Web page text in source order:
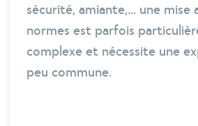
sécurité, amiante,... une mise
normes est parfois
complexe et nécessite une
peu commune.